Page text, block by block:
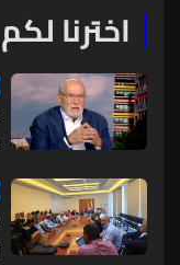
اخترنا لكم